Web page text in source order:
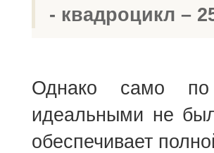
- квадроцикл –
Однако само по
идеальными не
обеспечивает